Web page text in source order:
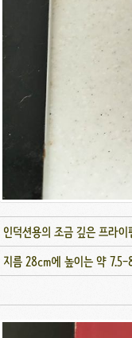
인덕션용의 조금 깊은 프라
지름 28cm에 높이는 약